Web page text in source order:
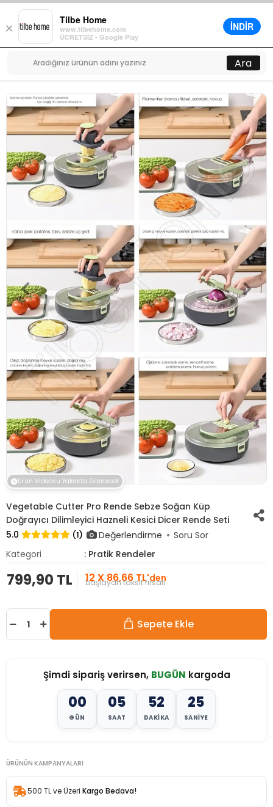
×
Tilbe Home
www.tilbehome.com
ÜCRETSİZ - Google Play
İNDİR
Menü
0
Ara
Ürün Videosu Yakında Eklenecek
Vegetable Cutter Pro Rende Sebze Soğan Küp
Doğrayıcı Dilimleyici Hazneli Kesici Dicer Rende Seti
5.0
(1) Değerlendirme
Soru Sor
Kategori
: Pratik Rendeler
799,90 TL 12 X 86,66 TL'den
başlayan taksit fırsatı
Sepete Ekle
Şimdi sipariş verirsen, BUGÜN kargoda
00
GÜN
05
SAAT
52
DAKIKA
23
SANIYE
ÜRÜNÜN KAMPANYALARI
500 TL ve Üzeri Kargo Bedava!